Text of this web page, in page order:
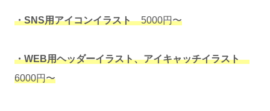
・SNS用アイコンイラスト5000円〜
・WEB用ヘッダーイラスト、アイキャッチイラスト
6000円〜